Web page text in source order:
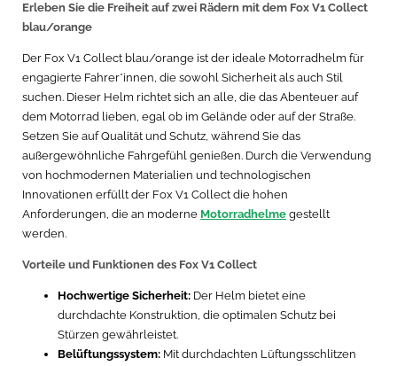
Erleben Sie die Freiheit auf zwei Rädern mit dem Fox V1 Collect
blau/orange
Der Fox V1 Collect blau/orange ist der ideale Motorradhelm für
engagierte Fahrer*innen, die sowohl Sicherheit als auch Stil
suchen. Dieser Helm richtet sich an alle, die das Abenteuer auf
dem Motorrad lieben, egal ob im Gelände oder auf der Straße.
Setzen Sie auf Qualität und Schutz, während Sie das
außergewöhnliche Fahrgefühl genießen. Durch die Verwendung
von hochmodernen Materialien und technologischen
Innovationen erfüllt der Fox V1 Collect die hohen
Anforderungen, die an moderne Motorradhelme gestellt
werden.
Vorteile und Funktionen des Fox V1 Collect
Hochwertige Sicherheit: Der Helm bietet eine
durchdachte Konstruktion, die optimalen Schutz bei
Stürzen gewährleistet.
Belüftungssystem: Mit durchdachten Lüftungsschlitzen